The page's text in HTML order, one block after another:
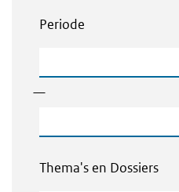
Periode
—
Thema's en Dossiers